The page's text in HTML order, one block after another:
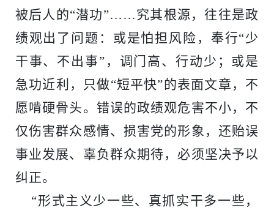
被后人的“潜功”……究其根源，往往是政
绩观出了问题：或是怕担风险，奉行“少
干事、不出事”，调门高、行动少；或是
急功近利，只做“短平快”的表面文章，不
愿啃硬骨头。错误的政绩观危害不小，不
仅伤害群众感情、损害党的形象，还贻误
事业发展、辜负群众期待，必须坚决予以
纠正。
“形式主义少一些、真抓实干多一些，